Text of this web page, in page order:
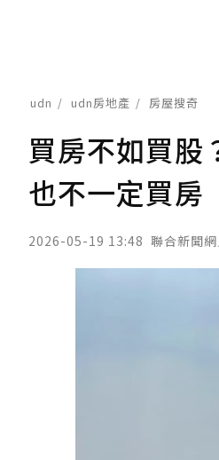
udn udn房地產 房屋搜奇
買房不如買股
也不一定買房
2026-05-19 13:48 聯合新聞